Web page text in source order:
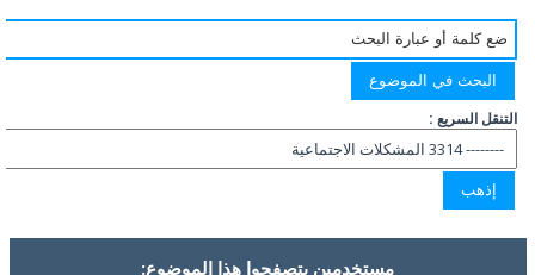
التنقل السريع :
مستخدمين يتصفحوا هذا الموضوع: